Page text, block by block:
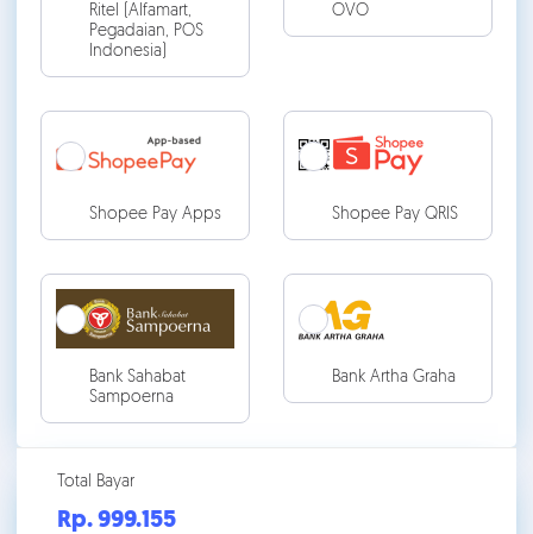
Ritel (Alfamart,
Pegadaian, POS
Indonesia)
OVO
Shopee Pay Apps Shopee Pay QRIS
Bank Sahabat
Sampoerna
Bank Artha Graha
Total Bayar
Rp. 999.155